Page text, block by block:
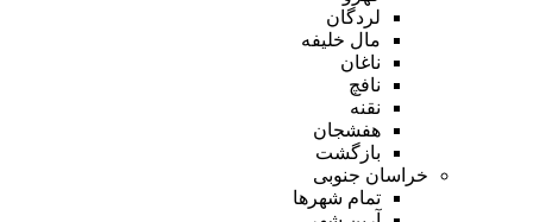
لردگان
مال خلیفه
ناغان
نافچ
نقنه
هفشجان
بازگشت
خراسان جنوبی
تمام شهر‌ها